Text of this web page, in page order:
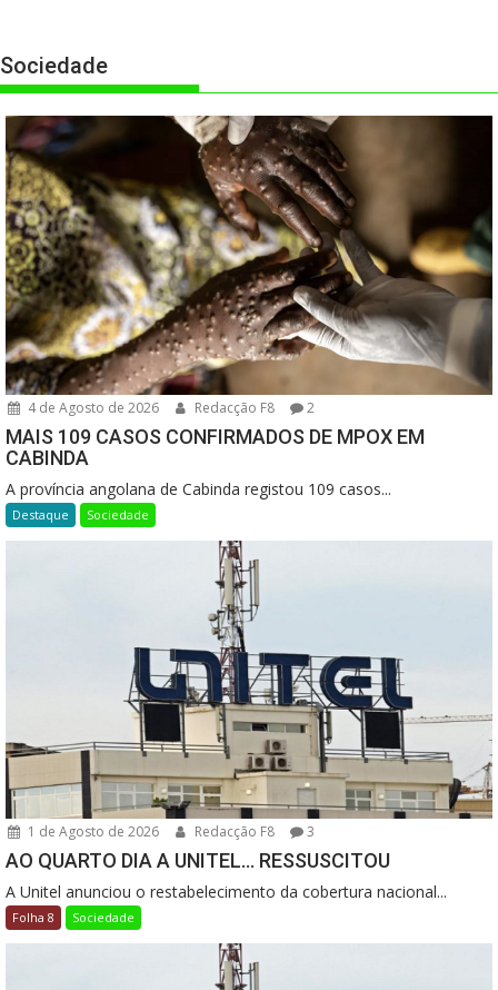
Sociedade
4 de Agosto de 2026 Redacção F8 2
MAIS 109 CASOS CONFIRMADOS DE MPOX EM
CABINDA
A província angolana de Cabinda registou 109 casos...
Destaque Sociedade
1 de Agosto de 2026 Redacção F8 3
AO QUARTO DIA A UNITEL… RESSUSCITOU
A Unitel anunciou o restabelecimento da cobertura nacional...
Folha 8 Sociedade